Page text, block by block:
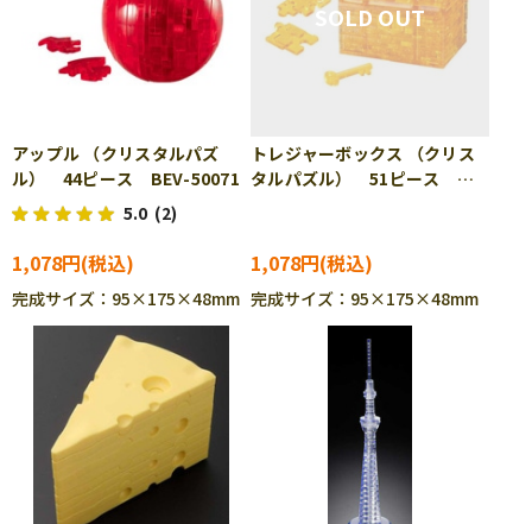
アップル （クリスタルパズ
ル） 44ピース BEV-50071
5.0 (2)
1,078円
完成サイズ：95×175×48mm
トレジャーボックス （クリス
タルパズル） 51ピース
1,078円
完成サイズ：95×175×48mm